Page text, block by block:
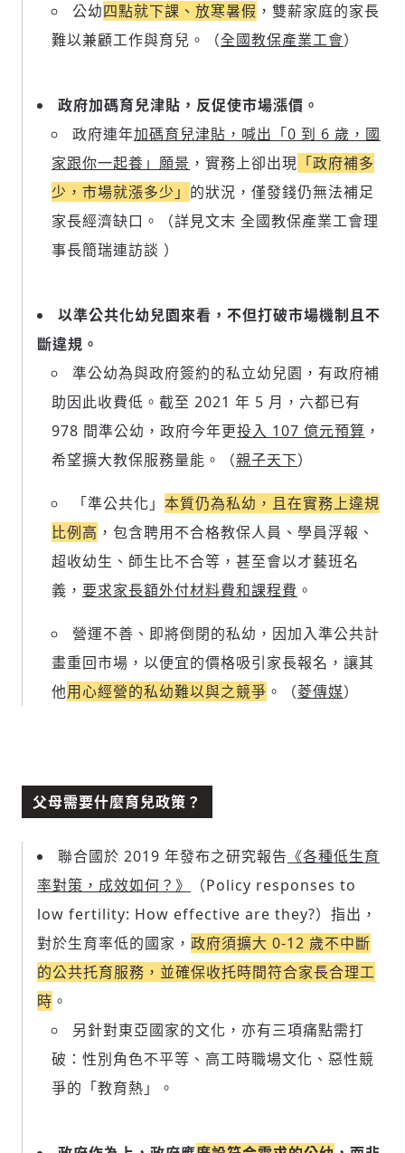
登入或註冊
掌握國際政經脈動
參與下一波全球科技革命
輸入 Email 驗證碼
請輸入發送到的驗證碼
(十分鐘內有效)
公幼四點就下課、放寒暑假 ，雙薪家庭的家長
難以兼顧工作與育兒。（全國教保產業工會）
政府加碼育兒津貼，反促使市場漲價。
政府連年加碼育兒津貼，喊出「0 到 6 歲，國
家跟你一起養」願景 ，實務上卻出現 「政府補多
少，市場就漲多少」 的狀況，僅發錢仍無法補足
家長經濟缺口。（詳見文末 全國教保產業工會理
事長簡瑞連訪談 ）
以準公共化幼兒園來看，不但打破市場機制且不
斷違規。
準公幼為與政府簽約的私立幼兒園，有政府補
助因此收費低。截至 2021 年 5 月，六都已有
978 間準公幼，政府今年更投入 107 億元預算 ，
希望擴大教保服務量能。（親子天下）
「準公共化」 本質仍為私幼，且在實務上違規
比例高 ，包含聘用不合格教保人員、學員浮報、
超收幼生、師生比不合等，甚至會以才藝班名
義， 要求家長額外付材料費和課程費 。
營運不善、即將倒閉的私幼，因加入準公共計
畫重回市場，以便宜的價格吸引家長報名，讓其
他用心經營的私幼難以與之競爭 。（菱傳媒）
父母需要什麼育兒政策？
聯合國於 2019 年發布之研究報告 《各種低生育
率對策，成效如何？》
（Policy responses to
low fertility: How effective are they?）指出，
對於生育率低的國家， 政府須擴大 0-12 歲不中斷
的公共托育服務，並確保收托時間符合家長合理工
時 。
另針對東亞國家的文化，亦有三項痛點需打
破：性別角色不平等、高工時職場文化、惡性競
爭的「教育熱」。